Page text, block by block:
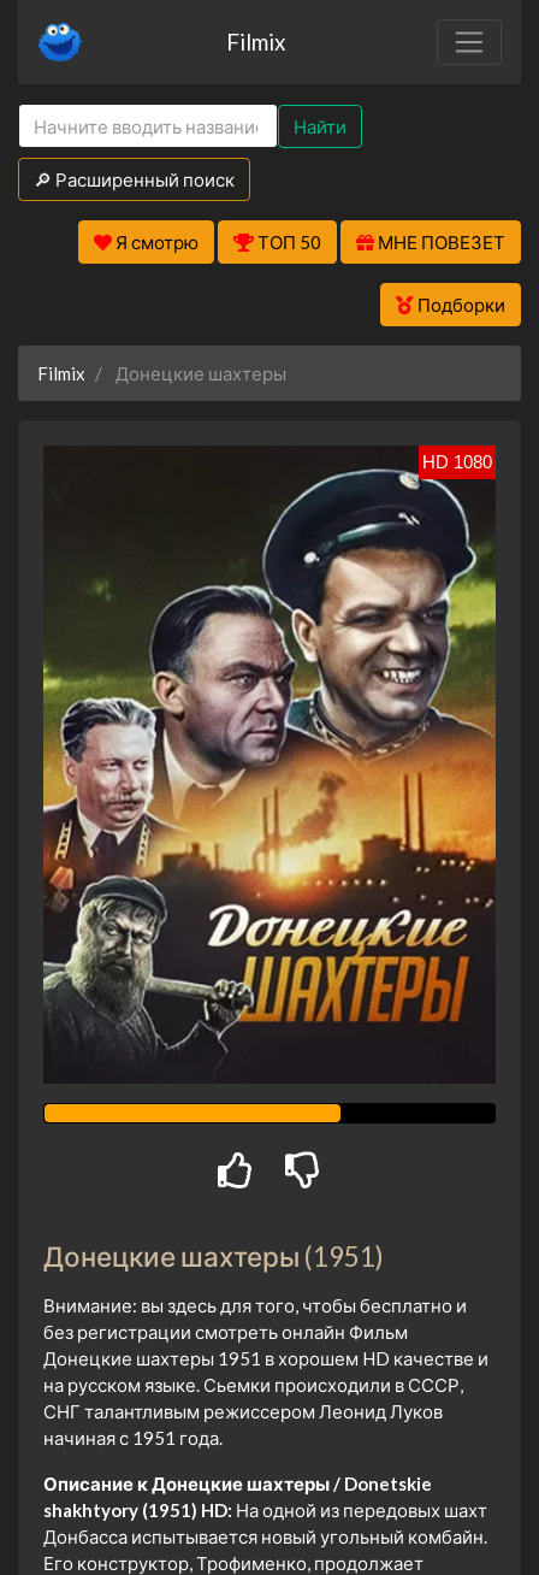
Filmix
Найти
🔎 Расширенный поиск
Я смотрю ТОП 50 МНЕ ПОВЕЗЕТ
Подборки
Filmix Донецкие шахтеры
HD 1080
Донецкие шахтеры (1951)
Внимание: вы здесь для того, чтобы бесплатно и
без регистрации смотреть онлайн Фильм
Донецкие шахтеры 1951 в хорошем HD качестве и
на русском языке. Сьемки происходили в СССР,
СНГ талантливым режиссером Леонид Луков
начиная с 1951 года.
Описание к Донецкие шахтеры / Donetskie
shakhtyory (1951) HD: На одной из передовых шахт
Донбасса испытывается новый угольный комбайн.
Его конструктор, Трофименко, продолжает